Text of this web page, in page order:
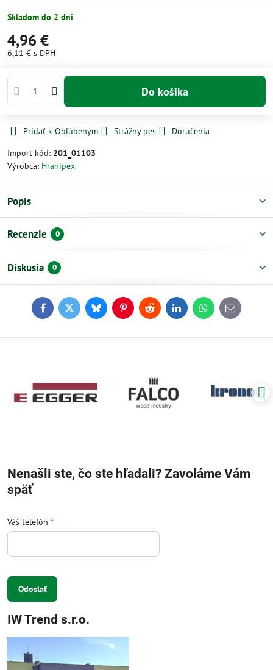
Skladom do 2 dni
4,96 €
6,11 € s DPH
Do košíka
Pridať k Obľúbeným Strážny pes
Doručenia
Import kód: 201_01103
Výrobca: Hranipex
Popis
Recenzie 0
Diskusia 0
FacebookTwitterBlueskyPinterestReddit LinkedInWhatsApp
E-
mail
Nenašli ste, čo ste hľadali? Zavoláme Vám
späť
Váš telefón *
Odoslať
IW Trend s.r.o.